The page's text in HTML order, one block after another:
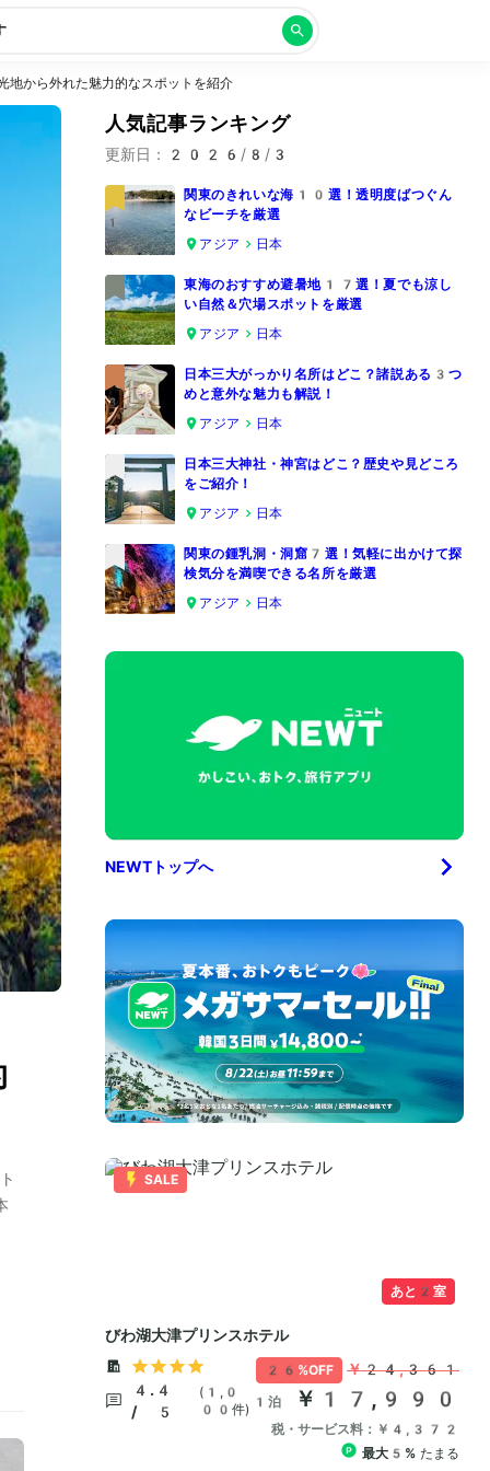
から外れた魅力的なスポットを紹介
人気記事ランキング
更新日： 2026/8/3
1
関東のきれいな海10選！透明度ばつぐん
なビーチを厳選
アジア
日本
2
東海のおすすめ避暑地17選！夏でも涼し
い自然＆穴場スポットを厳選
アジア
日本
3
日本三大がっかり名所はどこ？諸説ある3つ
めと意外な魅力も解説！
アジア
日本
4
日本三大神社・神宮はどこ？歴史や見どころ
をご紹介！
アジア
日本
5
関東の鍾乳洞・洞窟7選！気軽に出かけて探
検気分を満喫できる名所を厳選
アジア
日本
NEWTトップへ